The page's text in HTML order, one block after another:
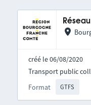
créé le 06/08/2020
Format GTFS
Transport public